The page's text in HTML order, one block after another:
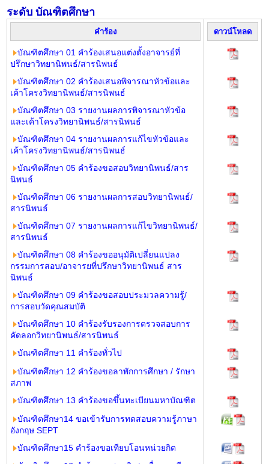
ระดับ บัณฑิตศึกษา
คำร้อง ดาวน์โหลด
บัณฑิตศึกษา 01 คำร้องเสนอแต่งตั้งอาจารย์ที่
ปรึกษาวิทยานิพนธ์/สารนิพนธ์
บัณฑิตศึกษา 02 คำร้องเสนอพิจารณาหัวข้อและ
เค้าโครงวิทยานิพนธ์/สารนิพนธ์
บัณฑิตศึกษา 03 รายงานผลการพิจารณาหัวข้อ
และเค้าโครงวิทยานิพนธ์/สารนิพนธ์
บัณฑิตศึกษา 04 รายงานผลการแก้ไขหัวข้อและ
เค้าโครงวิทยานิพนธ์/สารนิพนธ์
บัณฑิตศึกษา 05 คำร้องขอสอบวิทยานิพนธ์/สาร
นิพนธ์
บัณฑิตศึกษา 06 รายงานผลการสอบวิทยานิพนธ์/
สารนิพนธ์
บัณฑิตศึกษา 07 รายงานผลการแก้ไขวิทยานิพนธ์/
สารนิพนธ์
บัณฑิตศึกษา 08 คำร้องขออนุมัติเปลี่ยนแปลง
กรรมการสอบ/อาจารยที่ปรึกษาวิทยานิพนธ์ สาร
นิพนธ์
บัณฑิตศึกษา 09 คำร้องขอสอบประมวลความรู้/
การสอบวัดคุณสมบัติ
บัณฑิตศึกษา 10 คำร้องรับรองการตรวจสอบการ
คัดลอกวิทยานิพนธ์/สารนิพนธ์
บัณฑิตศึกษา 11 คำร้องทั่วไป
บัณฑิตศึกษา 12 คำร้องขอลาพักการศึกษา / รักษา
สภาพ
บัณฑิตศึกษา 13 คำร้องขอขึ้นทะเบียนมหาบัณฑิต
บัณฑิตศึกษา14 ขอเข้ารับการทดสอบความรู้ภาษา
อังกฤษ SEPT
บัณฑิตศึกษา15 คำร้องขอเทียบโอนหน่วยกิต